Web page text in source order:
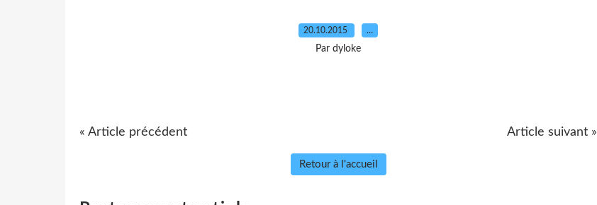
20.10.2015 …
Par dyloke
« Article précédent Article suivant »
Retour à l'accueil